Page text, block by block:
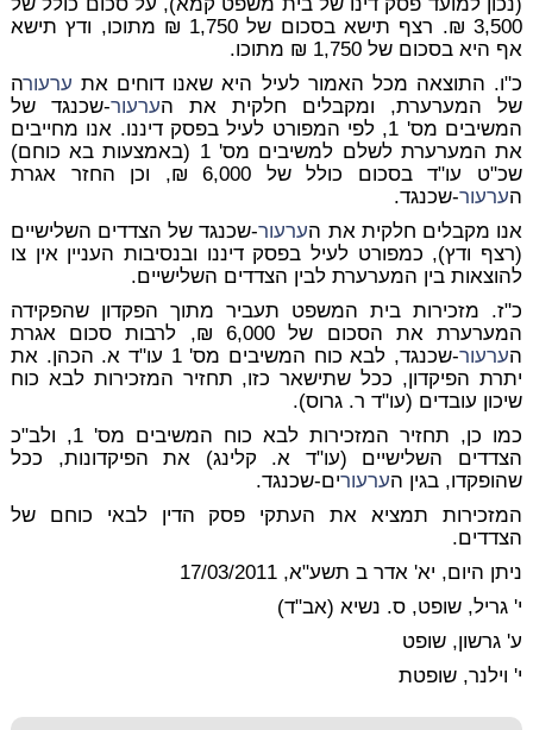
3,500 ₪. רצף תישא בסכום של 1,750 ₪ מתוכו, ודץ תישא
אף היא בסכום של 1,750 ₪ מתוכו.
כ"ו. התוצאה מכל האמור לעיל היא שאנו דוחים את ערעורה
של המערערת, ומקבלים חלקית את הערעור-שכנגד של
המשיבים מס' 1, לפי המפורט לעיל בפסק דיננו. אנו מחייבים
את המערערת לשלם למשיבים מס' 1 (באמצעות בא כוחם)
שכ"ט עו"ד בסכום כולל של 6,000 ₪, וכן החזר אגרת
הערעור-שכנגד.
אנו מקבלים חלקית את הערעור-שכנגד של הצדדים השלישיים
(רצף ודץ), כמפורט לעיל בפסק דיננו ובנסיבות העניין אין צו
להוצאות בין המערערת לבין הצדדים השלישיים.
כ"ז. מזכירות בית המשפט תעביר מתוך הפקדון שהפקידה
המערערת את הסכום של 6,000 ₪, לרבות סכום אגרת
הערעור
-שכנגד, לבא כוח המשיבים מס' 1 עו"ד א. הכהן. את
יתרת הפיקדון, ככל שתישאר כזו, תחזיר המזכירות לבא כוח
שיכון עובדים (עו"ד ר. גרוס).
כמו כן, תחזיר המזכירות
לבא כוח המשיבים מס' 1, ולב"כ
הצדדים השלישיים (עו"ד א. קלינג) את הפיקדונות, ככל
שהופקדו, בגין הערעורים-שכנגד.
המזכירות תמציא את העתקי פסק הדין לבאי כוחם של
הצדדים.
ניתן היום, יא' אדר ב תשע"א, 17/03/2011
י' גריל, שופט, ס. נשיא (אב"ד)
ע' גרשון, שופט
י' וילנר, שופטת